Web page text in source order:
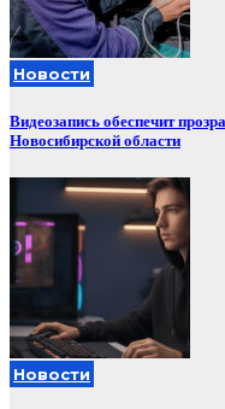
Новости
Видеозапись обеспечит
Новосибирской области
Новости